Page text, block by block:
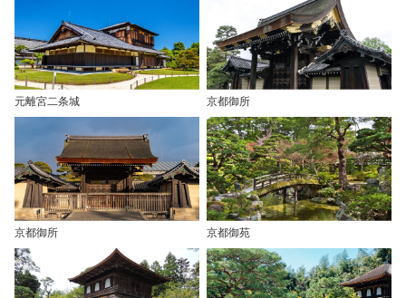
元離宮二条城 京都御所
京都御所 京都御苑